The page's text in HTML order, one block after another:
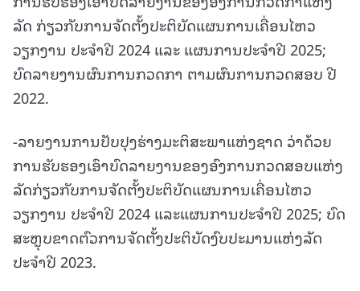
ລັດ ກ່ຽວກັບການຈັດຕັ້ງປະຕິບັດແຜນການເຄື່ອນໄຫວ
ວຽກງານ ປະຈຳປີ 2024 ແລະ ແຜນການປະຈຳປີ 2025;
ບົດລາຍງານຜົນການກວດກາ ຕາມຜົນການກວດສອບ ປີ
2022.
-ລາຍງານການປັບປຸງຮ່າງມະຕິສະພາແຫ່ງຊາດ ວ່າດ້ວຍ
ການຮັບຮອງເອົາບົດລາຍງານຂອງອົງການກວດສອບແຫ່ງ
ລັດກ່ຽວກັບການຈັດຕັ້ງປະຕິບັດແຜນການເຄື່ອນໄຫວ
ວຽກງານ ປະຈຳປີ 2024 ແລະແຜນການປະຈຳປີ 2025; ບົດ
ສະຫຼຸບຂາດຕົວການຈັດຕັ້ງປະຕິບັດງົບປະມານແຫ່ງລັດ
ປະຈຳປີ 2023.